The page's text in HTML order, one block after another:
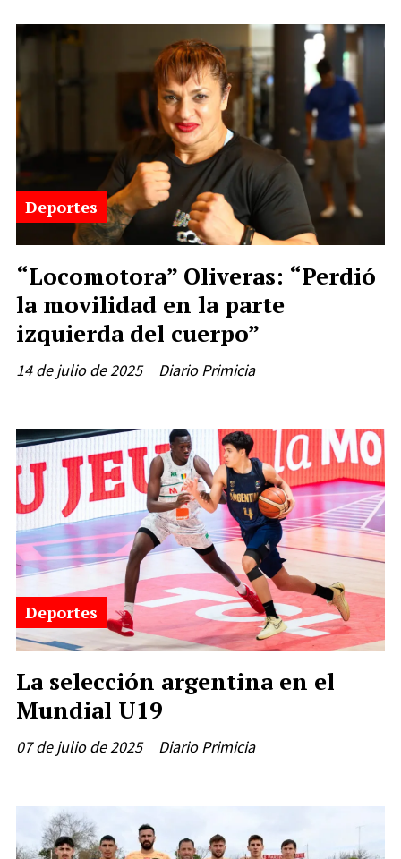
“Locomotora” Oliveras: “Perdió
la movilidad en la parte
izquierda del cuerpo”
Diario Primicia
Deportes
14 de julio de 2025
La selección argentina en el
Mundial U19
Diario Primicia
Deportes
07 de julio de 2025